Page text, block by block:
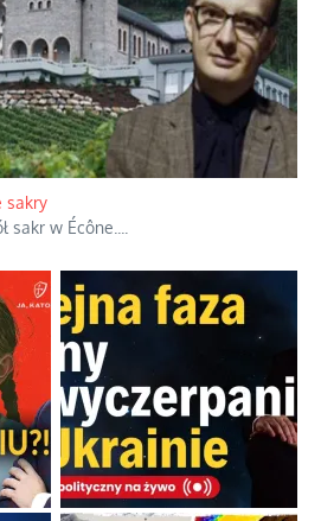
mitów historycznych
niepowtarzalnym i tłumaczenie,
po to, żeby później znowu jakiegoś
...